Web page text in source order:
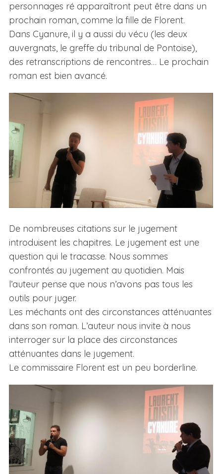
personnages ré apparaîtront peut être dans un
prochain roman, comme la fille de Florent.
Dans Cyanure, il y a aussi du vécu (les deux
auvergnats, le greffe du tribunal de Pontoise),
des retranscriptions de rencontres… Le prochain
roman est bien avancé.
De nombreuses citations sur le jugement
introduisent les chapitres. Le jugement est une
question qui le tracasse. Nous sommes
confrontés au jugement au quotidien. Mais
l’auteur pense que nous n’avons pas tous les
outils pour juger.
Les méchants ont des circonstances atténuantes
dans son roman. L’auteur nous invite à nous
interroger sur la place des circonstances
atténuantes dans le jugement.
Le commissaire Florent est un peu borderline.